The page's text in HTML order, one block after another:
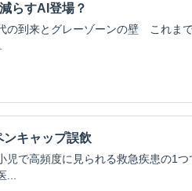
らすAI登場？
の到来とグレーゾーンの壁 これま
キャップ誤飲
で高頻度に見られる救急疾患の1つ